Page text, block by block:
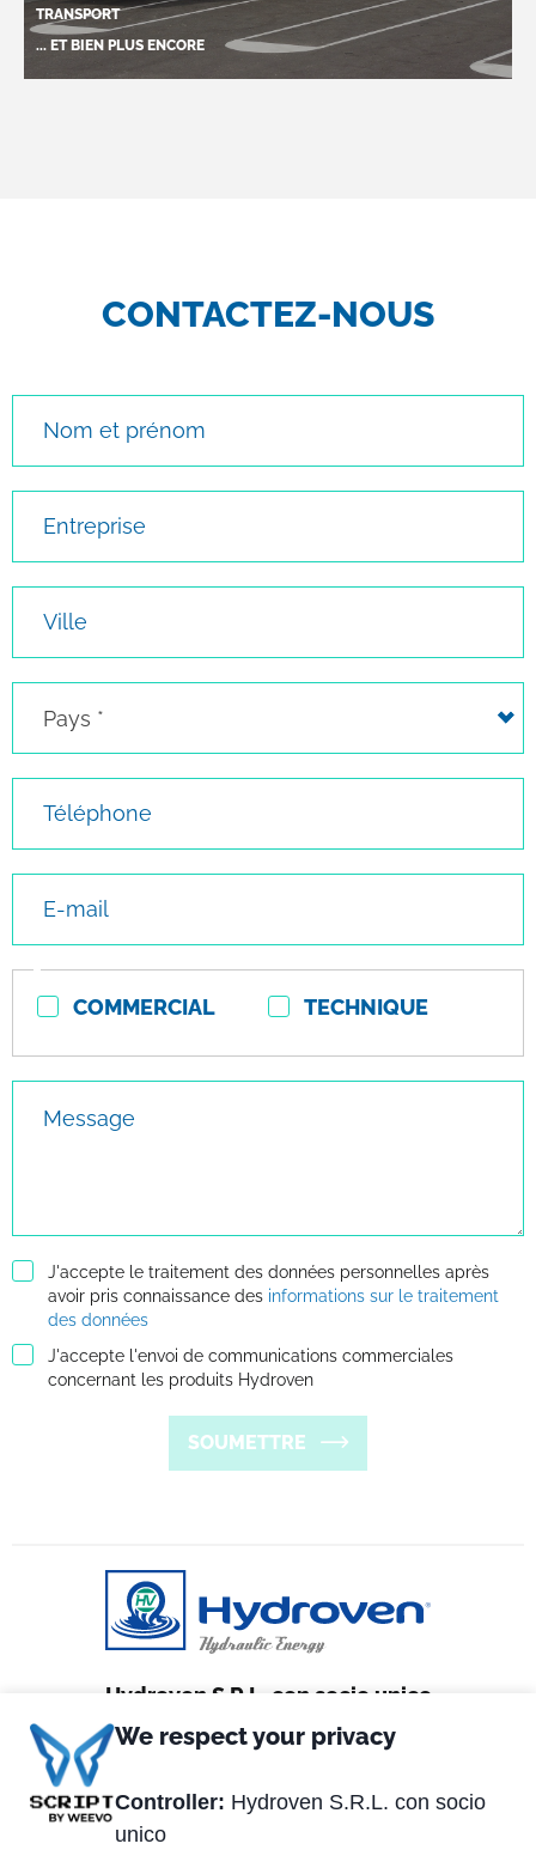
TRANSPORT
... ET BIEN PLUS ENCORE
CONTACTEZ-NOUS
Pays *
de
COMMERCIAL TECHNIQUE
J'accepte le traitement des données personnelles après
avoir pris connaissance des informations sur le traitement
des données
J'accepte l'envoi de communications commerciales
concernant les produits Hydroven
SOUMETTRE
Hydroven S.R.L. con socio unico
Via Matteotti, 2
36056 Tezze sul Brenta (VI) Italy
We respect your privacy
Controller: Hydroven S.R.L. con socio
unico